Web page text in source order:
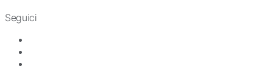
Seguici